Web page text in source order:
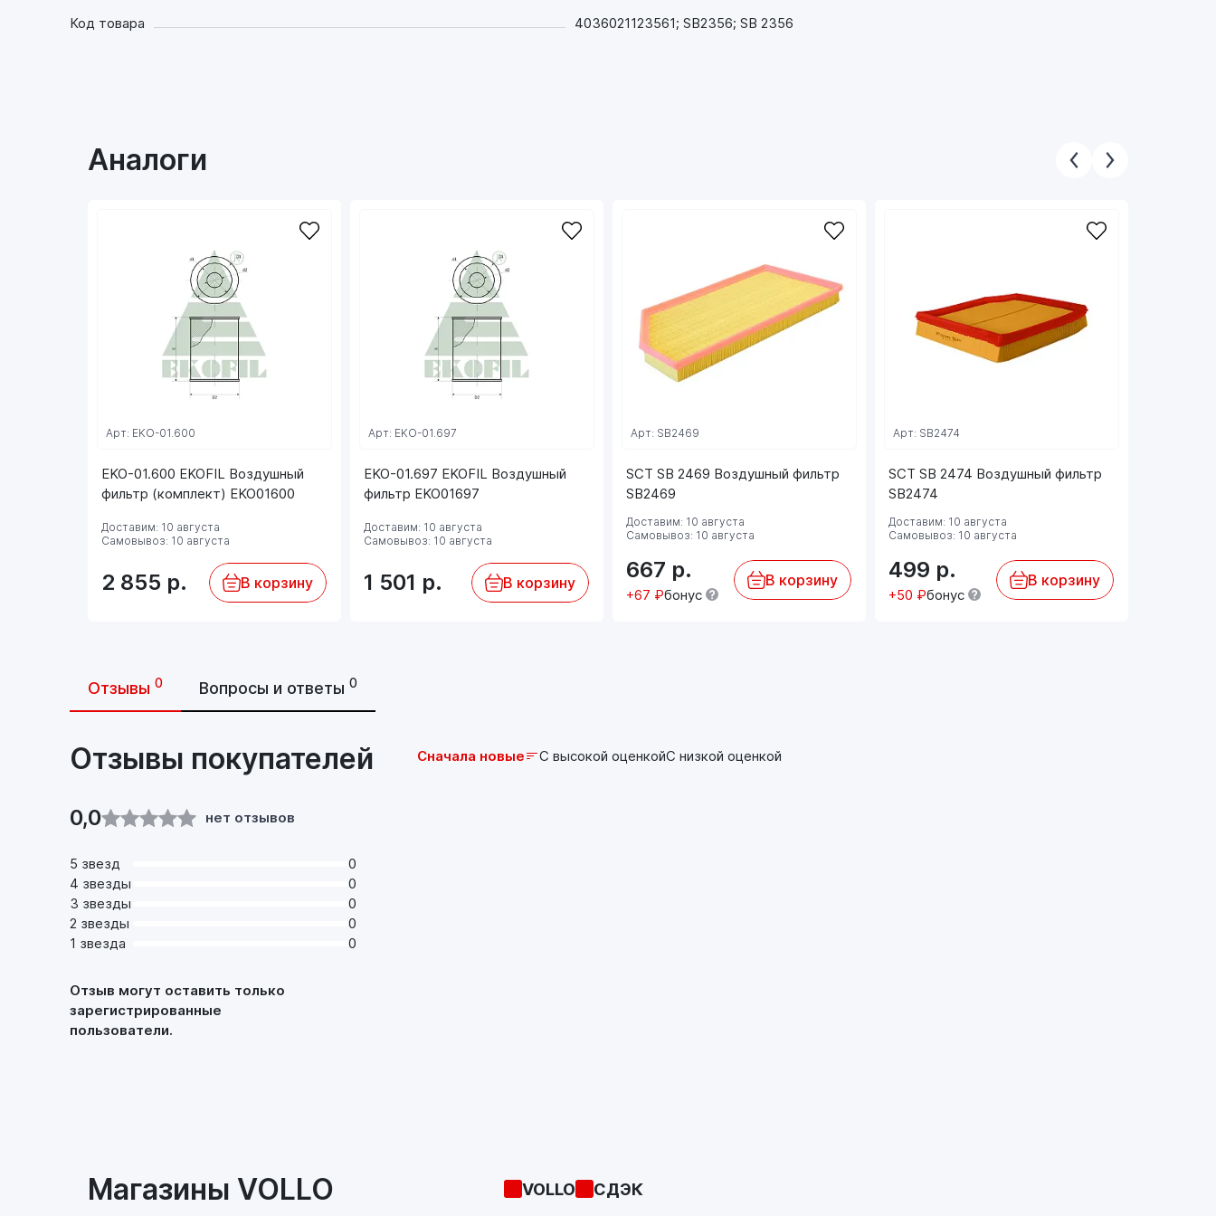
TOYOT MA3445
TOYOT BSG 70 135 011
TOYOT DA2954
TOYOT F 026 400 511
TOYOT LFAF544
TOYOT N1322134
TOYOT S 3648 A
TOYOT TA 1712
TOYOT WG2152172
TOYOT 1500602
TOYOT 20 02 2020
TOYOT AP 196/8,
TOYOT C 24 017
TOYOT F239601
TOYOT PA3205
TOYOT SA 4134
CITROËN / PEU
Код товара 4036021123561; SB2356; SB 2356
Аналоги
EKO-01.600 EKOFIL Воздушный
фильтр (комплект) EKO01600
Арт: EKO-01.600
Доставим: 10 августа
Самовывоз: 10 августа
2 855 р. В корзину
EKO-01.697 EKOFIL Воздушный
фильтр EKO01697
Арт: EKO-01.697
Доставим: 10 августа
Самовывоз: 10 августа
1 501 р. В корзину
SCT SB 2469 Воздушный фильтр
SB2469
Арт: SB2469
Доставим: 10 августа
Самовывоз: 10 августа
667 р.
+67 ₽бонус
В корзину
SCT SB 2474 Воздушный фильтр
SB2474
Арт: SB2474
Доставим: 10 августа
Самовывоз: 10 августа
499 р.
+50 ₽бонус
В корзину
Отзывы 0 Вопросы и ответы 0
Отзывы покупателей
0,0 нет отзывов
5 звезд
0
4 звезды
0
3 звезды
0
2 звезды
0
1 звезда
0
Отзыв могут оставить только
зарегистрированные
пользователи.
Сначала новые С высокой оценкойС низкой оценкой
Магазины VOLLO VOLLO СДЭК